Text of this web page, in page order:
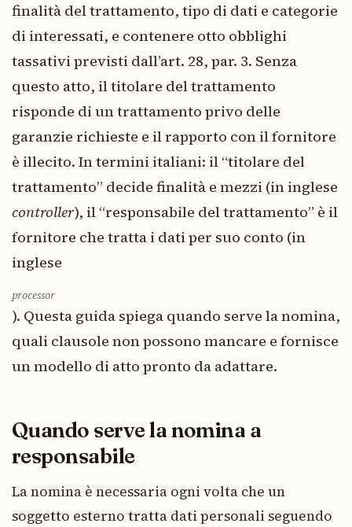
finalità del trattamento, tipo di dati e categorie
di interessati, e contenere otto obblighi
tassativi previsti dall’art. 28, par. 3. Senza
questo atto, il titolare del trattamento
risponde di un trattamento privo delle
garanzie richieste e il rapporto con il fornitore
è illecito. In termini italiani: il “titolare del
trattamento” decide finalità e mezzi (in inglese
controller), il “responsabile del trattamento” è il
fornitore che tratta i dati per suo conto (in
inglese
processor
). Questa guida spiega quando serve la nomina,
quali clausole non possono mancare e fornisce
un modello di atto pronto da adattare.
Quando serve la nomina a
responsabile
La nomina è necessaria ogni volta che un
soggetto esterno tratta dati personali seguendo